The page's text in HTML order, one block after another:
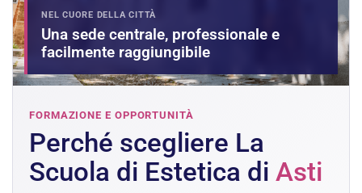
NEL CUORE DELLA CITTÀ
Una sede centrale, professionale e
facilmente raggiungibile
FORMAZIONE E OPPORTUNITÀ
Perché scegliere La
Scuola di Estetica di Asti